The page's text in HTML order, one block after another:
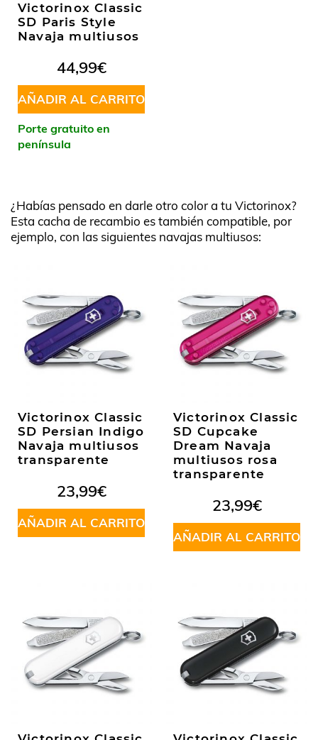
Victorinox Classic
SD Paris Style
Navaja multiusos
44,99€
AÑADIR AL CARRITO
Porte gratuito en
península
¿Habías pensado en darle otro color a tu Victorinox?
Esta cacha de recambio es también compatible, por
ejemplo, con las siguientes navajas multiusos:
Victorinox Classic
SD Persian Indigo
Navaja multiusos
transparente
23,99€
AÑADIR AL CARRITO
Victorinox Classic
SD Cupcake
Dream Navaja
multiusos rosa
transparente
23,99€
AÑADIR AL CARRITO